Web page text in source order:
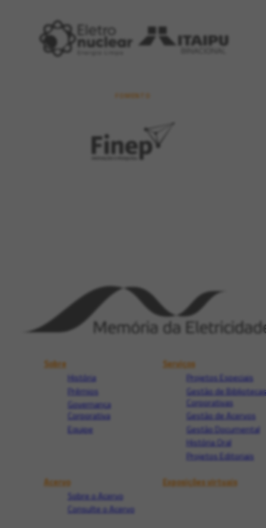
FOMENTO
Sobre
História
Prêmios
Governança
Corporativa
Equipe
Serviços
Projetos Especiais
Gestão de Bibliotecas
Corporativas
Gestão de Acervos
Gestão Documental
História Oral
Projetos Editoriais
Acervo
Sobre o Acervo
Consulte o Acervo
Exposições virtuais